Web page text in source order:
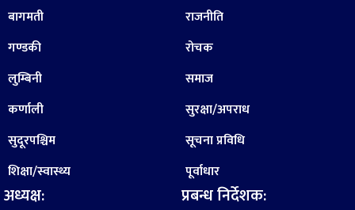
बागमती
गण्डकी
लुम्बिनी
कर्णाली
सुदूरपश्चिम
शिक्षा/स्वास्थ्य
अध्यक्ष:
राजनीति
रोचक
समाज
सुरक्षा/अपराध
सूचना प्रविधि
पूर्वाधार
प्रबन्ध निर्देशक: